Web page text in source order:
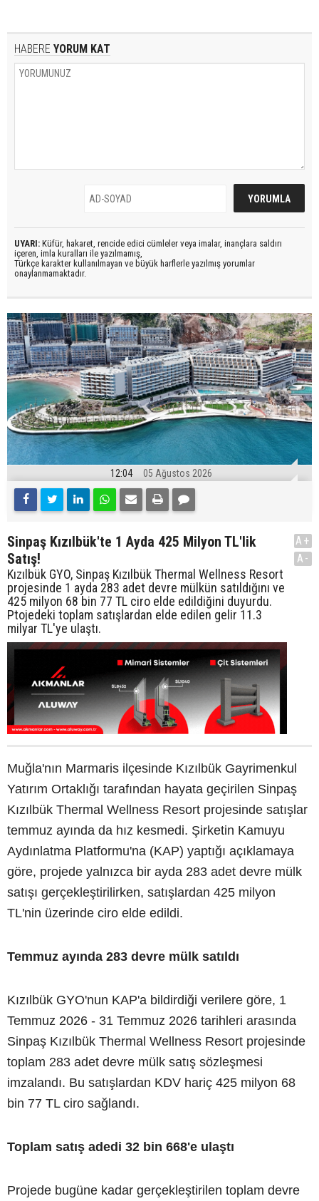
HABERE YORUM KAT
UYARI: Küfür, hakaret, rencide edici cümleler veya imalar, inançlara saldırı
içeren, imla kuralları ile yazılmamış,
Türkçe karakter kullanılmayan ve büyük harflerle yazılmış yorumlar
onaylanmamaktadır.
12:04 05 Ağustos 2026
Sinpaş Kızılbük'te 1 Ayda 425 Milyon TL'lik
Satış!
Kızılbük GYO, Sinpaş Kızılbük Thermal Wellness Resort
projesinde 1 ayda 283 adet devre mülkün satıldığını ve
425 milyon 68 bin 77 TL ciro elde edildiğini duyurdu.
Ptojedeki toplam satışlardan elde edilen gelir 11.3
milyar TL'ye ulaştı.
A+
A-
Muğla'nın Marmaris ilçesinde Kızılbük Gayrimenkul
Yatırım Ortaklığı tarafından hayata geçirilen Sinpaş
Kızılbük Thermal Wellness Resort projesinde satışlar
temmuz ayında da hız kesmedi. Şirketin Kamuyu
Aydınlatma Platformu'na (KAP) yaptığı açıklamaya
göre, projede yalnızca bir ayda 283 adet devre mülk
satışı gerçekleştirilirken, satışlardan 425 milyon
TL'nin üzerinde ciro elde edildi.
Temmuz ayında 283 devre mülk satıldı
Kızılbük GYO'nun KAP'a bildirdiği verilere göre, 1
Temmuz 2026 - 31 Temmuz 2026 tarihleri arasında
Sinpaş Kızılbük Thermal Wellness Resort projesinde
toplam 283 adet devre mülk satış sözleşmesi
imzalandı. Bu satışlardan KDV hariç 425 milyon 68
bin 77 TL ciro sağlandı.
Toplam satış adedi 32 bin 668'e ulaştı
Projede bugüne kadar gerçekleştirilen toplam devre